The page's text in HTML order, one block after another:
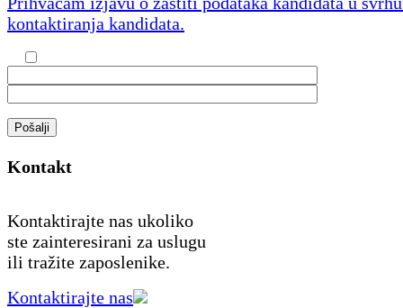
kontaktiranja kandidata.
Pošalji
Kontakt
Kontaktirajte nas ukoliko
ste zainteresirani za uslugu
ili tražite zaposlenike.
Kontaktirajte nas